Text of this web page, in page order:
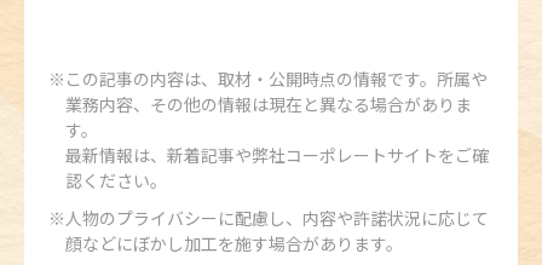
この記事の内容は、取材・公開時点の情報です。所属や
業務内容、その他の情報は現在と異なる場合がありま
す。
最新情報は、新着記事や弊社コーポレートサイトをご確
認ください。
人物のプライバシーに配慮し、内容や許諾状況に応じて
顔などにぼかし加工を施す場合があります。